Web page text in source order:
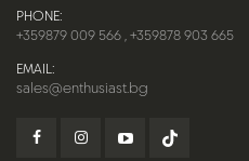
PHONE:
+359879 009 566,+359878 903 665
EMAIL:
sales@enthusiast.bg